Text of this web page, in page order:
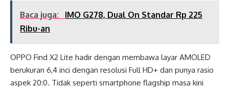
Baca juga:
IMO G278, Dual On Standar Rp 225
Ribu-an
OPPO Find X2 Lite hadir dengan membawa layar AMOLED
berukuran 6,4 inci dengan resolusi Full HD+ dan punya rasio
aspek 20:0. Tidak seperti smartphone flagship masa kini